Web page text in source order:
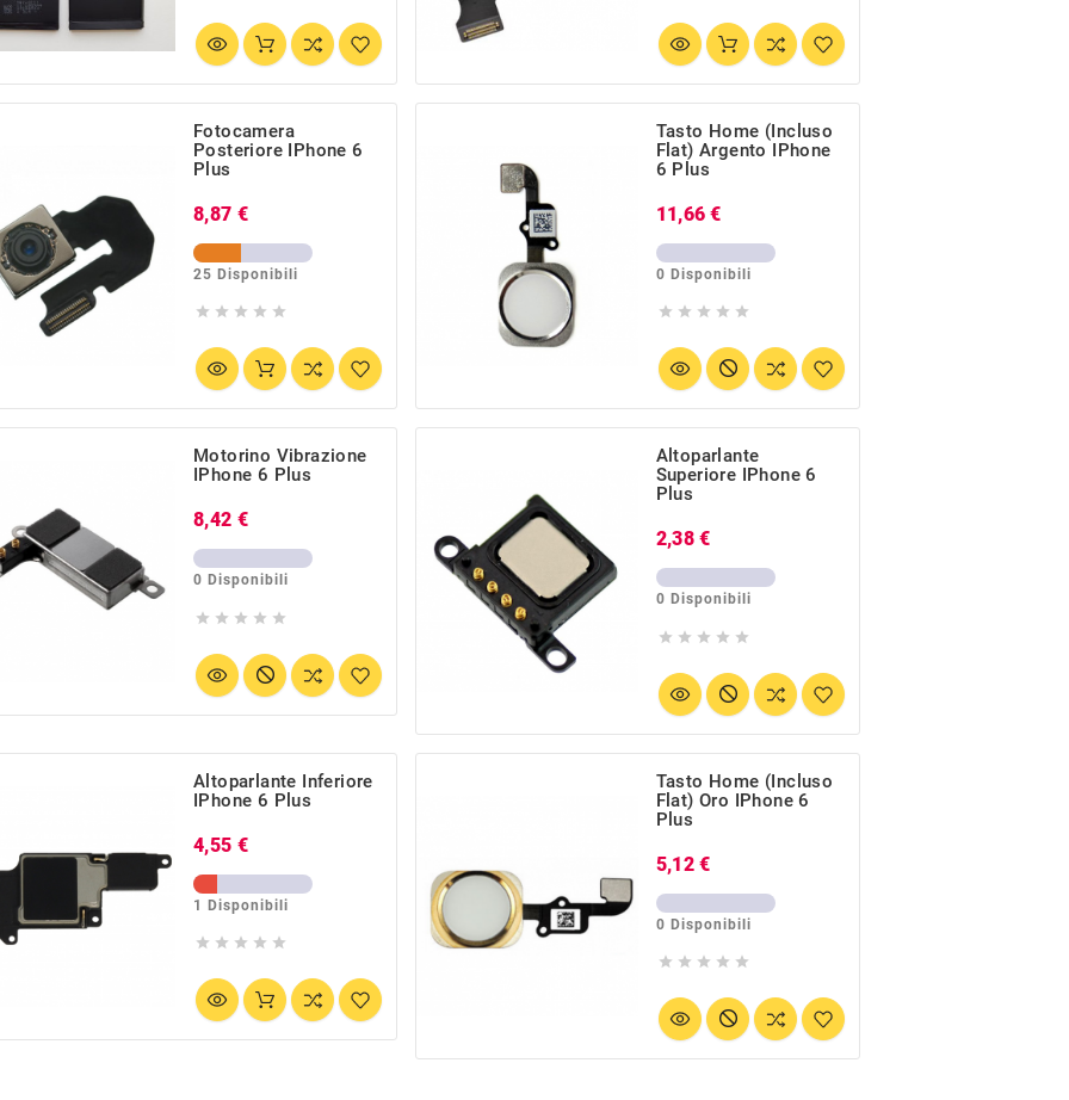
Fotocamera
Posteriore IPhone 6
Plus
8,87 €
25 Disponibili
    
Tasto Home (incluso
Flat) Argento IPhone
6 Plus
11,66 €
0 Disponibili
    
Motorino Vibrazione
IPhone 6 Plus
8,42 €
0 Disponibili
    
Altoparlante
Superiore IPhone 6
Plus
2,38 €
0 Disponibili
    
Altoparlante Inferiore
IPhone 6 Plus
4,55 €
1 Disponibili
    
Tasto Home (incluso
Flat) Oro IPhone 6
Plus
5,12 €
0 Disponibili
    